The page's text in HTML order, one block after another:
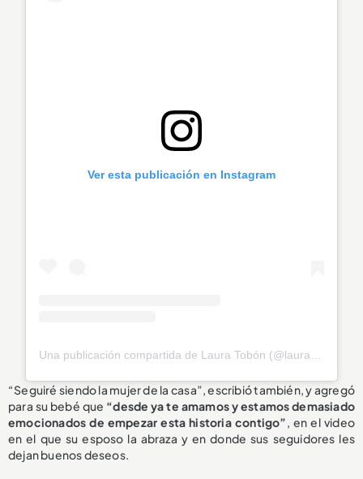
Ver esta publicación en Instagram
Una publicación compartida de Laura Tobón (@laura_tobon)
“Seguiré siendo la mujer de la casa”, escribió también, y agregó
para su bebé que “desde ya te amamos y estamos demasiado
emocionados de empezar esta historia contigo”, en el video
en el que su esposo la abraza y en donde sus seguidores les
dejan buenos deseos.